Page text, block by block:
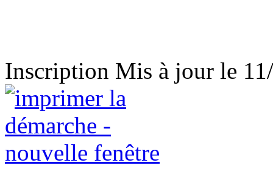
Inscription Mis à jour le